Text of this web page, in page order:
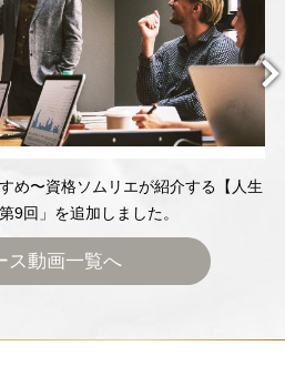
ス動画一覧へ
め〜資格ソムリエが紹介する【人生
9回」を追加しました。